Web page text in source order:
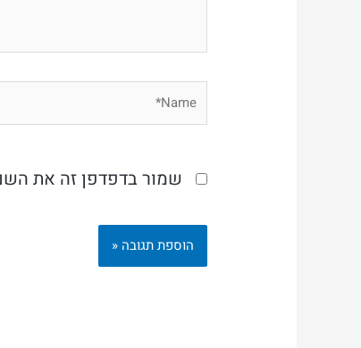
Name*
שמור בדפדפן זה את